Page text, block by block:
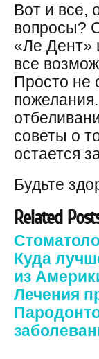
Вот и все,
вопросы?
«Ле Дент»
все
Просто не
советы о
остается
Будьте
Related
Куда
из
Лечения